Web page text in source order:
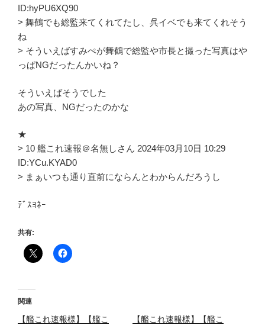
ID:hyPU6XQ90
> 舞鶴でも総監来てくれてたし、呉イベでも来てくれそう
ね
> そういえばすみぺが舞鶴で総監や市長と撮った写真はや
っぱNGだったんかいね？
そういえばそうでした
あの写真、NGだったのかな
★
> 10 艦これ速報＠名無しさん 2024年03月10日 10:29
ID:YCu.KYAD0
> まぁいつも通り直前にならんとわからんだろうし
ﾃﾞｽﾖﾈｰ
共有:
関連
【艦これ速報様】【艦こ
【艦これ速報様】【艦こ